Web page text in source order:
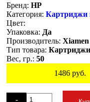
Бренд: HP
Категория: Картриджи
Цвет:
Упаковка: Да
Производитель: Xiamen
Тип товара:
Вес, гр.: 50
1486руб.
-